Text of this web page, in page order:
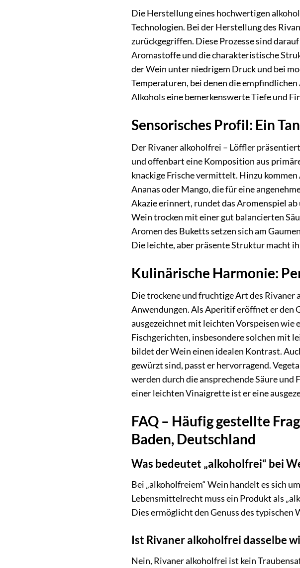
Die Herstellung eines hochwertigen
Technologien. Bei der Herstellung des
zurückgegriffen. Diese Prozesse sind
Aromastoffe und die charakteristische
der Wein unter niedrigem Druck und bei
Temperaturen, bei denen die
Alkohols eine bemerkenswerte Tiefe und
Sensorisches Profil: Ein
Der Rivaner alkoholfrei – Löffler
und offenbart eine Komposition aus
knackige Frische vermittelt. Hinzu
Ananas oder Mango, die für eine
Akazie erinnert, rundet das Aromenspiel
Wein trocken mit einer gut balancierten
Aromen des Buketts setzen sich am
Die leichte, aber präsente Struktur macht
Kulinärische Harmonie:
Die trockene und fruchtige Art des
Anwendungen. Als Aperitif eröffnet er den
ausgezeichnet mit leichten Vorspeisen
Fischgerichten, insbesondere solchen mit
bildet der Wein einen idealen Kontrast.
gewürzt sind, passt er hervorragend.
werden durch die ansprechende Säure
einer leichten Vinaigrette ist er eine
FAQ – Häufig gestellte
Baden, Deutschland
Was bedeutet „alkoholfrei“ bei
Bei „alkoholfreiem“ Wein handelt es sich
Lebensmittelrecht muss ein Produkt als
Dies ermöglicht den Genuss des
Ist Rivaner alkoholfrei dasselbe
Nein, Rivaner alkoholfrei ist kein